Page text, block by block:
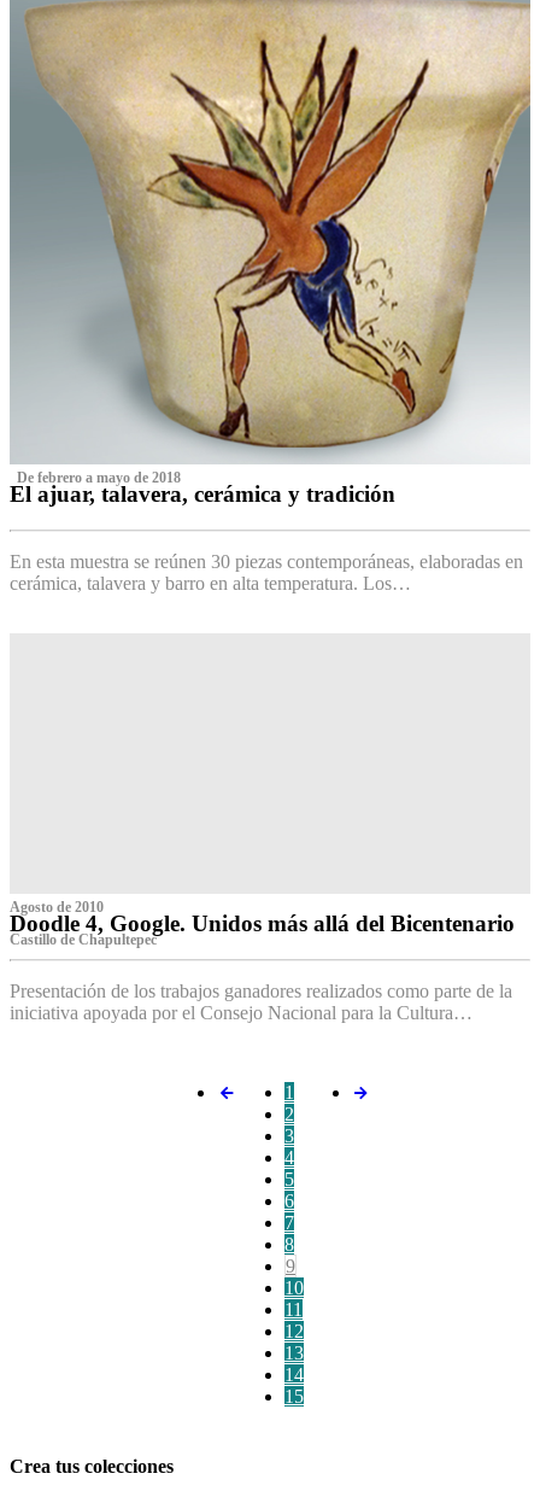
‌ De febrero a mayo de 2018
El ajuar, talavera, cerámica y tradición
En esta muestra se reúnen 30 piezas contemporáneas, elaboradas en
cerámica, talavera y barro en alta temperatura. Los…
Agosto de 2010
Doodle 4, Google. Unidos más allá del Bicentenario
Castillo de Chapultepec
Presentación de los trabajos ganadores realizados como parte de la
iniciativa apoyada por el Consejo Nacional para la Cultura…
1
2
3
4
5
6
7
8
9
10
11
12
13
14
15
Crea tus colecciones